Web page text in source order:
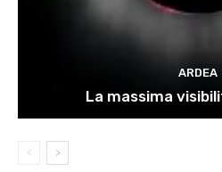
ARDEA
La massima